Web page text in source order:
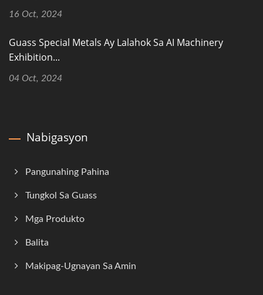
16 Oct, 2024
Guass Special Metals Ay Lalahok Sa AI Machinery
Exhibition...
04 Oct, 2024
Nabigasyon
Pangunahing Pahina
Tungkol Sa Guass
Mga Produkto
Balita
Makipag-Ugnayan Sa Amin